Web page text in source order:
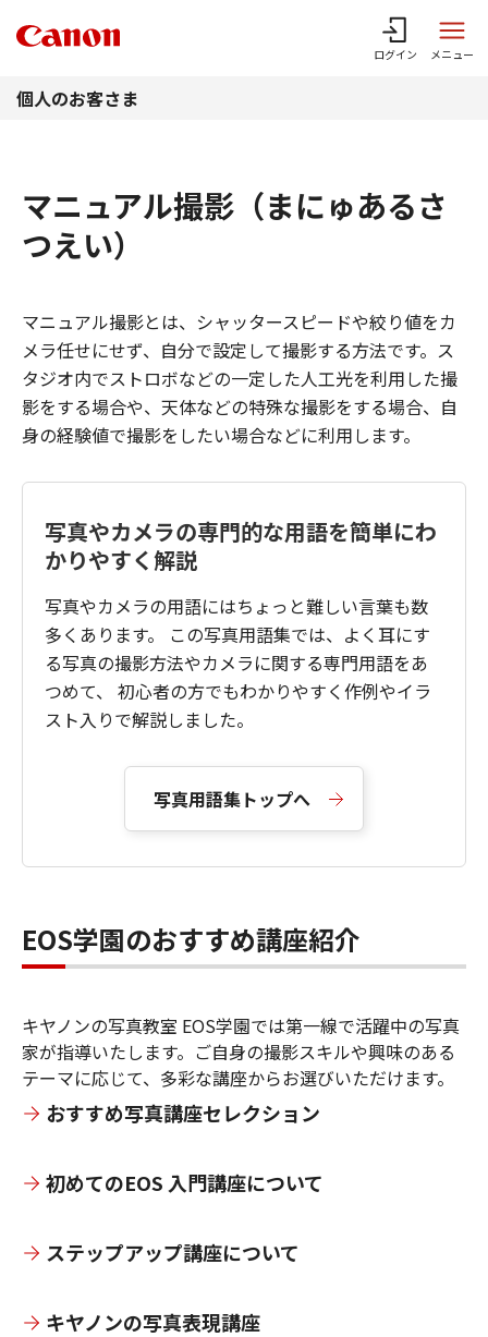
ログイン メニュー
個人のお客さま
マニュアル撮影（まにゅあるさ
つえい）
マニュアル撮影とは、シャッタースピードや絞り値をカ
メラ任せにせず、自分で設定して撮影する方法です。ス
タジオ内でストロボなどの一定した人工光を利用した撮
影をする場合や、天体などの特殊な撮影をする場合、自
身の経験値で撮影をしたい場合などに利用します。
写真やカメラの専門的な用語を簡単にわ
かりやすく解説
写真やカメラの用語にはちょっと難しい言葉も数
多くあります。 この写真用語集では、よく耳にす
る写真の撮影方法やカメラに関する専門用語をあ
つめて、 初心者の方でもわかりやすく作例やイラ
スト入りで解説しました。
写真用語集トップへ
EOS学園のおすすめ講座紹介
キヤノンの写真教室 EOS学園では第一線で活躍中の写真
家が指導いたします。ご自身の撮影スキルや興味のある
テーマに応じて、多彩な講座からお選びいただけます。
おすすめ写真講座セレクション
初めてのEOS 入門講座について
ステップアップ講座について
キヤノンの写真表現講座